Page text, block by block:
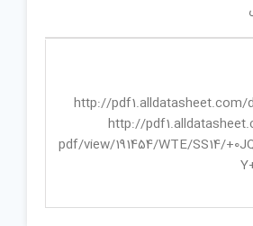
http://pdf1.alldatasheet.com/
http://
pdf/view/191454/WTE/SS14/